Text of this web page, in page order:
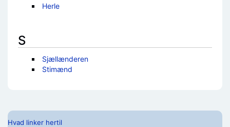
Herle
S
Sjællænderen
Stimænd
Hvad linker hertil